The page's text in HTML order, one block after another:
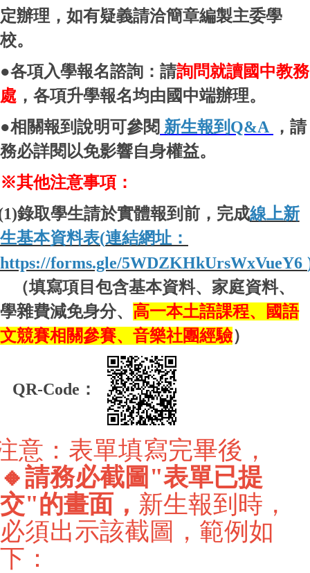
定辦理，如有疑義請洽簡章編製主委學
校。
●各項入學報名諮詢：請詢問就讀國中教務
處 ，各項升學報名均由國中端辦理。
●相關報到說明可參閱 新生報到 Q&A
，請
務必詳閱以免影響自身權益。
※其他注意事項：
錄取學生請於實體報到前，完成線上新
生基本資料表(連結網址：
https://forms.gle/5WDZKHkUrsWxVueY6
（填寫項目包含基本資料、家庭資料、
學雜費減免身分、 高一本土語課程、國語
文競賽相關參賽、音樂社團經驗）
QR-Code：
意：表單填寫完畢後，
🔸請務必截圖"表單已提
交"的畫面， 新生報到時，
必須出示該截圖，範例如
下：